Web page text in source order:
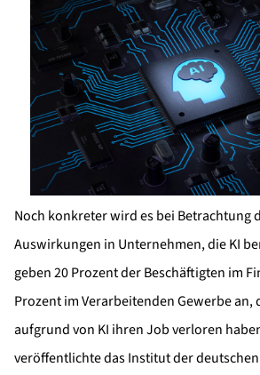
Noch konkreter wird es bei Betrachtung
Auswirkungen in Unternehmen, die KI
geben 20 Prozent der Beschäftigten im
Prozent im Verarbeitenden Gewerbe an,
aufgrund von KI ihren Job verloren
veröffentlichte das Institut der